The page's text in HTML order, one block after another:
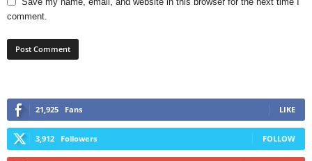
comment.
21,925 Fans LIKE
3,912 Followers FOLLOW